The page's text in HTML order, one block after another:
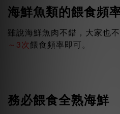
海鮮魚類的餵食頻
雖說海鮮魚肉不錯，大家也
～3次餵食頻率即可。
務必餵食全熟海鮮